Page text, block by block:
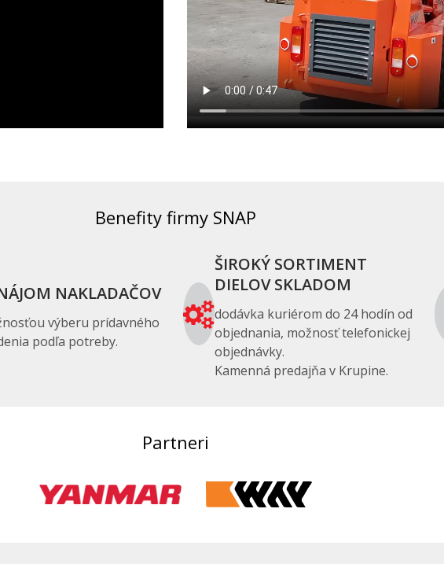
Benefity firmy SNAP
NAKLADAČOV
výberu prídavného
podľa potreby.
ŠIROKÝ SORTIMENT
DIELOV SKLADOM
dodávka kuriérom do 24 hodín od
objednania, možnosť telefonickej
objednávky.
Kamenná predajňa v Krupine.
Partneri